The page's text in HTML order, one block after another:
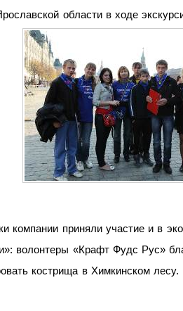
области в ходе
компании приняли участие и в
волонтеры «Крафт Фудс Рус»
кострища в Химкинском лесу.